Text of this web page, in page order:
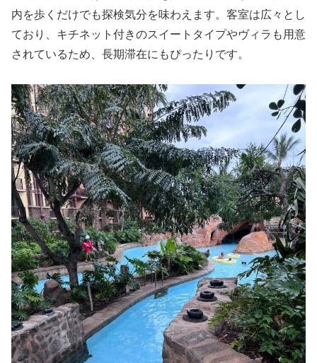
内を歩くだけでも探検気分を味わえます。客室は広々とし
ており、キチネット付きのスイートタイプやヴィラも用意
されているため、長期滞在にもぴったりです。